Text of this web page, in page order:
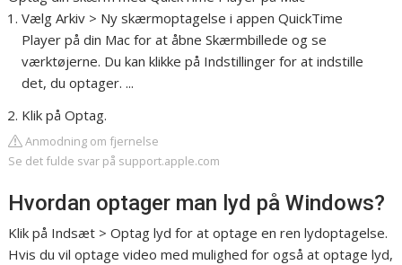
Vælg Arkiv > Ny skærmoptagelse i appen QuickTime
Player på din Mac for at åbne Skærmbillede og se
værktøjerne. Du kan klikke på Indstillinger for at indstille
det, du optager. ...
Klik på Optag.
Anmodning om fjernelse
Se det fulde svar på support.apple.com
Hvordan optager man lyd på Windows?
Klik på Indsæt > Optag lyd for at optage en ren lydoptagelse.
Hvis du vil optage video med mulighed for også at optage lyd,